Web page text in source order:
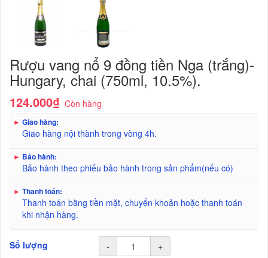
Rượu vang nổ 9 đồng tiền Nga (trắng)-
Hungary, chai (750ml, 10.5%).
124.000₫ Còn hàng
► Giao hàng:
Giao hàng nội thành trong vòng 4h.
► Bảo hành:
Bảo hành theo phiếu bảo hành trong sản phẩm(nếu có)
► Thanh toán:
Thanh toán bằng tiền mặt, chuyển khoản hoặc thanh toán
khi nhận hàng.
Số lượng - +